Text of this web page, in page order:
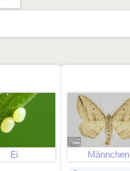
Ei Männchen